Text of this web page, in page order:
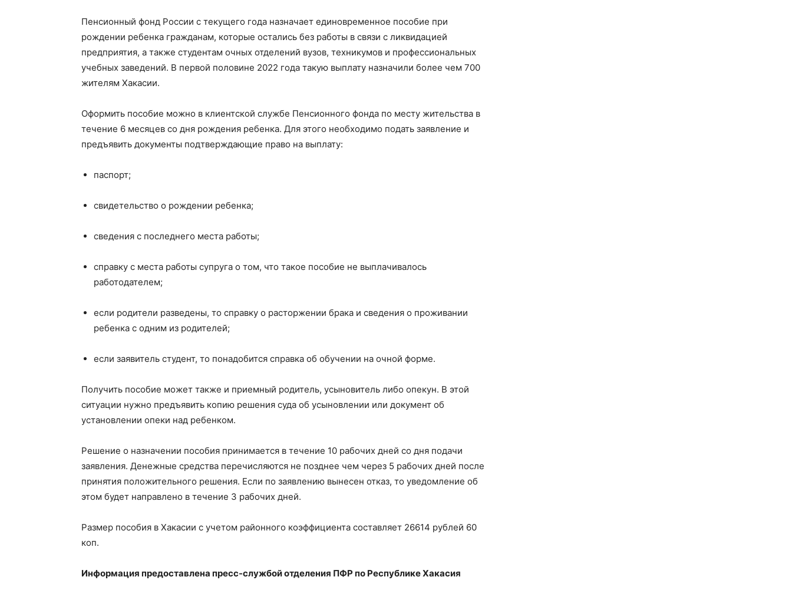
Пенсионный фонд России с текущего года назначает единовременное пособие при
рождении ребенка гражданам, которые остались без работы в связи с ликвидацией
предприятия, а также студентам очных отделений вузов, техникумов и профессиональных
учебных заведений. В первой половине 2022 года такую выплату назначили более чем 700
жителям Хакасии.
Оформить пособие можно в клиентской службе Пенсионного фонда по месту жительства в
течение 6 месяцев со дня рождения ребенка. Для этого необходимо подать заявление и
предъявить документы подтверждающие право на выплату:
паспорт;
свидетельство о рождении ребенка;
сведения с последнего места работы;
справку с места работы супруга о том, что такое пособие не выплачивалось
работодателем;
если родители разведены, то справку о расторжении брака и сведения о проживании
ребенка с одним из родителей;
если заявитель студент, то понадобится справка об обучении на очной форме.
Получить пособие может также и приемный родитель, усыновитель либо опекун. В этой
ситуации нужно предъявить копию решения суда об усыновлении или документ об
установлении опеки над ребенком.
Решение о назначении пособия принимается в течение 10 рабочих дней со дня подачи
заявления. Денежные средства перечисляются не позднее чем через 5 рабочих дней после
принятия положительного решения. Если по заявлению вынесен отказ, то уведомление об
этом будет направлено в течение 3 рабочих дней.
Размер пособия в Хакасии с учетом районного коэффициента составляет 26614 рублей 60
коп.
Информация предоставлена пресс-службой отделения ПФР по Республике Хакасия